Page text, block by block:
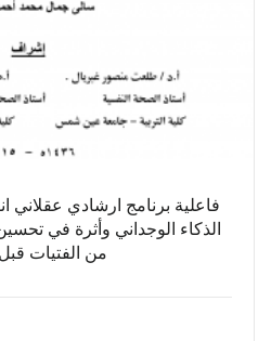
فاعلية برنامج ارشادي عقلاني
الذكاء الوجداني وأثرة في
من الفتيات